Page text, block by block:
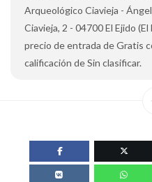
Arqueológico Ciavieja -
Ciavieja, 2 - 04700 El Ejido
precio de entrada de Gratis
calificación de Sin clasificar.